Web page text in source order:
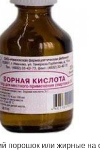
порошок или жирные